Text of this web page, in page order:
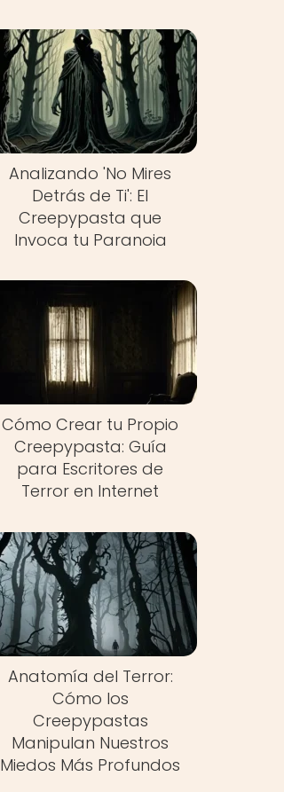
Analizando 'No Mires
Detrás de Ti': El
Creepypasta que
Invoca tu Paranoia
Cómo Crear tu Propio
Creepypasta: Guía
para Escritores de
Terror en Internet
Anatomía del Terror:
Cómo los
Creepypastas
Manipulan Nuestros
Miedos Más Profundos